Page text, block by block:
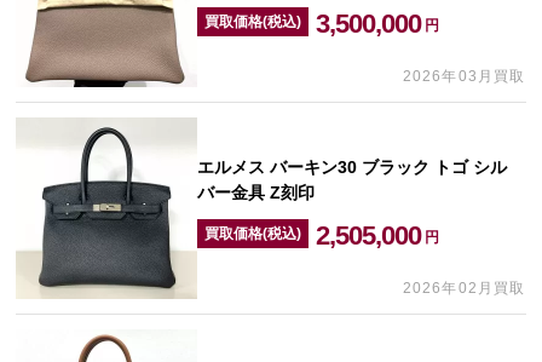
買取価格(税込) 3,500,000 円
2026年03月買取
エルメス バーキン30 ブラック トゴ シル
バー金具 Z刻印
買取価格(税込) 2,505,000 円
2026年02月買取